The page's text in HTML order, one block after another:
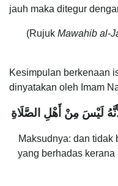
jauh maka ditegur
(Rujuk Mawahib al-
Kesimpulan berkenaan
dinyatakan oleh Imam
لَيْسَ مِنْ أَهْلِ الصَّلَاةِ
Maksudnya: dan tidak
yang berhadas